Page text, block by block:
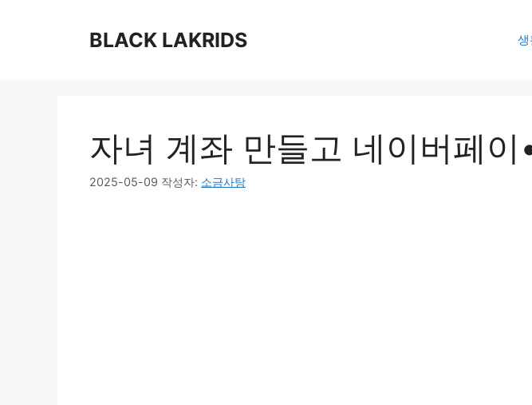
BLACK LAKRIDS
자녀 계좌 만들고 네이버페
2025-05-09 작성자: 소금사탕